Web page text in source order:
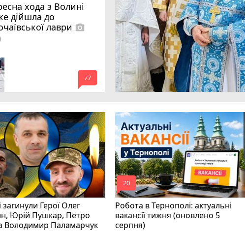
хода з Волині
дійшла до
лаври photo_camera
mode_comment
77
загинули Герої Олег
Юрій Пушкар, Петро
Володимир Паламарчук
Робота в Тернополі: актуальні
вакансії тижня (оновлено 5
серпня)
mode_comment
20